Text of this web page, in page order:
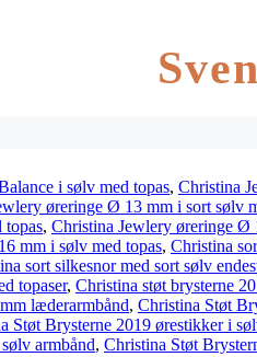
i sølv med topas, Christina
øreringe Ø 13 mm i sort sølv
topas, Christina Jewlery øreringe Ø
mm i sølv med topas, Christina
sort silkesnor med sort sølv
topaser, Christina støt brysterne
læderarmbånd, Christina Støt
Støt Brysterne 2019 ørestikker i
armbånd, Christina Støt